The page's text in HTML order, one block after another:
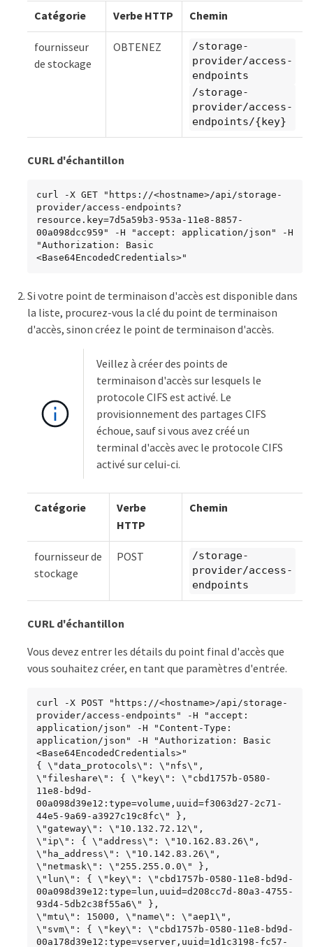
Catégorie Verbe HTTP Chemin
fournisseur
de stockage
OBTENEZ
/storage-
provider/access-
endpoints
/storage-
provider/access-
endpoints/{key}
CURL d'échantillon
curl -X GET "https://<hostname>/api/storage-
provider/access-endpoints?
resource.key=7d5a59b3-953a-11e8-8857-
00a098dcc959" -H "accept: application/json" -H
"Authorization: Basic
<Base64EncodedCredentials>"
Si votre point de terminaison d'accès est disponible dans
la liste, procurez-vous la clé du point de terminaison
d'accès, sinon créez le point de terminaison d'accès.
Veillez à créer des points de
terminaison d'accès sur lesquels le
protocole CIFS est activé. Le
provisionnement des partages CIFS
échoue, sauf si vous avez créé un
terminal d'accès avec le protocole CIFS
activé sur celui-ci.
Catégorie
Verbe
HTTP
Chemin
fournisseur de
stockage
POST
/storage-
provider/access-
endpoints
CURL d'échantillon
Vous devez entrer les détails du point final d'accès que
vous souhaitez créer, en tant que paramètres d'entrée.
curl -X POST "https://<hostname>/api/storage-
provider/access-endpoints" -H "accept:
application/json" -H "Content-Type:
application/json" -H "Authorization: Basic
<Base64EncodedCredentials>"
{ \"data_protocols\": \"nfs\",
\"fileshare\": { \"key\": \"cbd1757b-0580-
11e8-bd9d-
00a098d39e12:type=volume,uuid=f3063d27-2c71-
44e5-9a69-a3927c19c8fc\" },
\"gateway\": \"10.132.72.12\",
\"ip\": { \"address\": \"10.162.83.26\",
\"ha_address\": \"10.142.83.26\",
\"netmask\": \"255.255.0.0\" },
\"lun\": { \"key\": \"cbd1757b-0580-11e8-bd9d-
00a098d39e12:type=lun,uuid=d208cc7d-80a3-4755-
93d4-5db2c38f55a6\" },
\"mtu\": 15000, \"name\": \"aep1\",
\"svm\": { \"key\": \"cbd1757b-0580-11e8-bd9d-
00a178d39e12:type=vserver,uuid=1d1c3198-fc57-